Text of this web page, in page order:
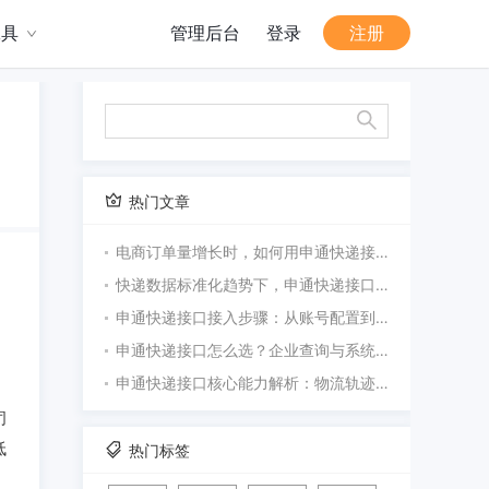
管理后台 登录 注册
热门文章
电商订单量增长时，如何用申通快递接口批量处理物流查询？
快递数据标准化趋势下，申通快递接口为什么需要统一接入？
申通快递接口接入步骤：从账号配置到接口联调
申通快递接口怎么选？企业查询与系统接入指南
申通快递接口核心能力解析：物流轨迹、签收状态与异常识别
热门标签